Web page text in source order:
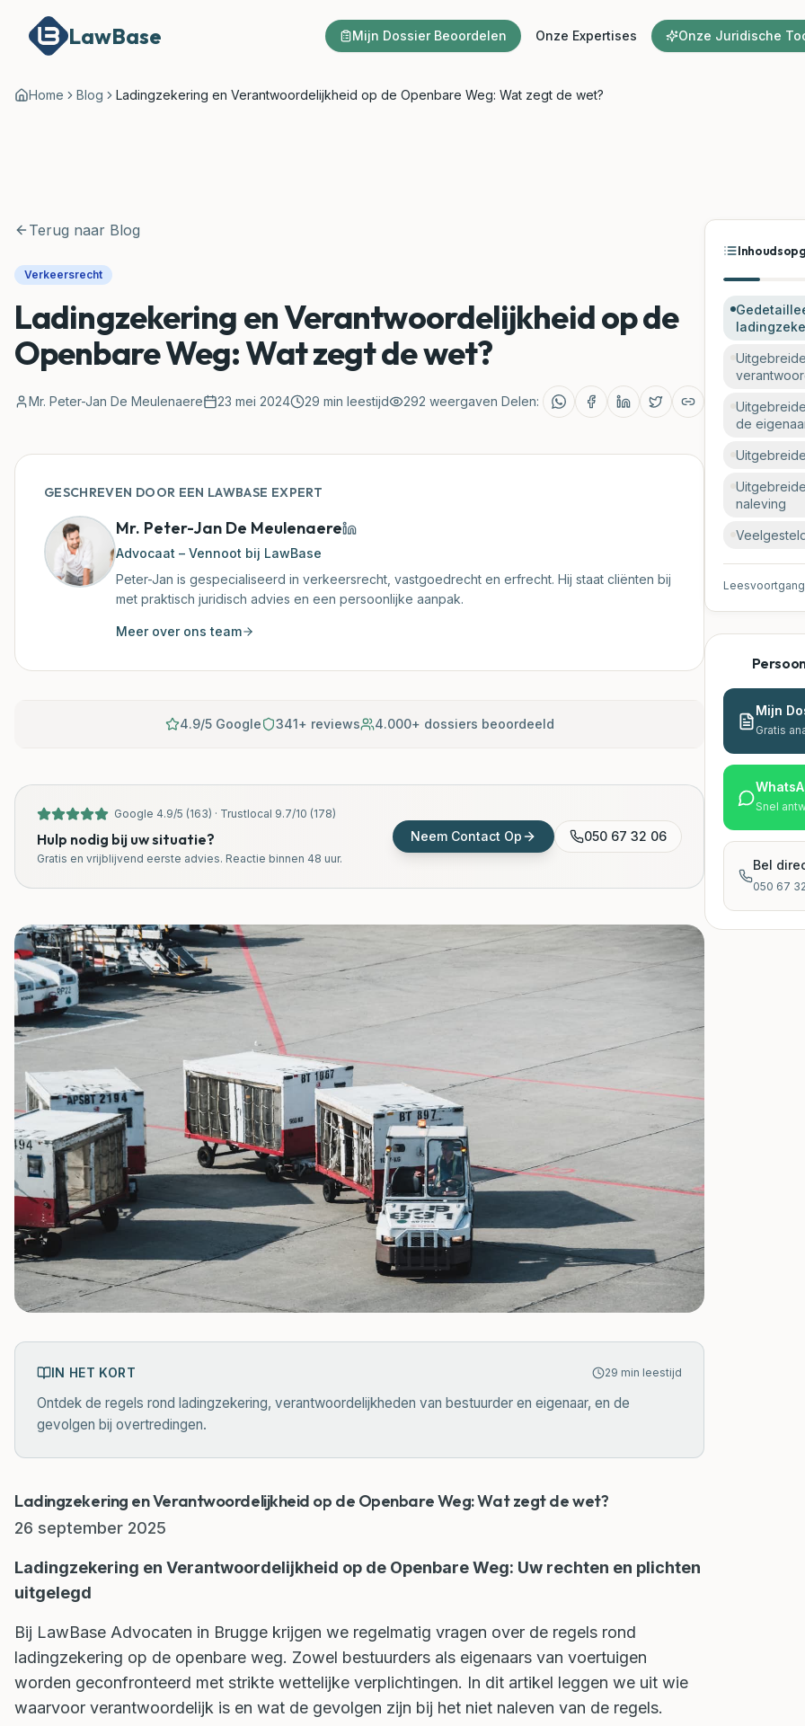
LawBase Mijn Dossier Beoordelen Onze Expertises Onze Juridische
Home Blog Ladingzekering en Verantwoordelijkheid op de Openbare Weg: Wat zegt de wet?
Terug naar Blog
Verkeersrecht
Ladingzekering en Verantwoordelijkheid op de
Openbare Weg: Wat zegt de wet?
Mr. Peter-Jan De Meulenaere 23 mei 2024 29 min leestijd 292 weergaven Delen:
GESCHREVEN DOOR EEN LAWBASE EXPERT
Mr. Peter-Jan De Meulenaere
Advocaat – Vennoot bij LawBase
Peter-Jan is gespecialiseerd in verkeersrecht, vastgoedrecht en erfrecht. Hij staat cliënten bij
met praktisch juridisch advies en een persoonlijke aanpak.
Meer over ons team
4.9/5 Google 341+ reviews 4.000+ dossiers beoordeeld
Google 4.9/5 (163) · Trustlocal 9.7/10 (178)
Hulp nodig bij uw situatie?
Gratis en vrijblijvend eerste advies. Reactie binnen 48 uur.
Neem Contact Op 050 67 32 06
IN HET KORT 29 min leestijd
Ontdek de regels rond ladingzekering, verantwoordelijkheden van bestuurder en eigenaar, en de
gevolgen bij overtredingen.
Ladingzekering en Verantwoordelijkheid op de Openbare Weg: Wat zegt de wet?
26 september 2025
Ladingzekering en Verantwoordelijkheid op de Openbare Weg: Uw rechten en plichten
uitgelegd
Bij LawBase Advocaten in Brugge krijgen we regelmatig vragen over de regels rond
ladingzekering op de openbare weg. Zowel bestuurders als eigenaars van voertuigen
worden geconfronteerd met strikte wettelijke verplichtingen. In dit artikel leggen we uit wie
waarvoor verantwoordelijk is en wat de gevolgen zijn bij het niet naleven van de regels.
Uitgebreide
de
naleving
Leesvoortgang
Mijn
Gratis
Snel
Bel
050 67